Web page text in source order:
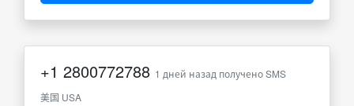
+1 2800772788 1 дней назад получено SMS
美国 USA